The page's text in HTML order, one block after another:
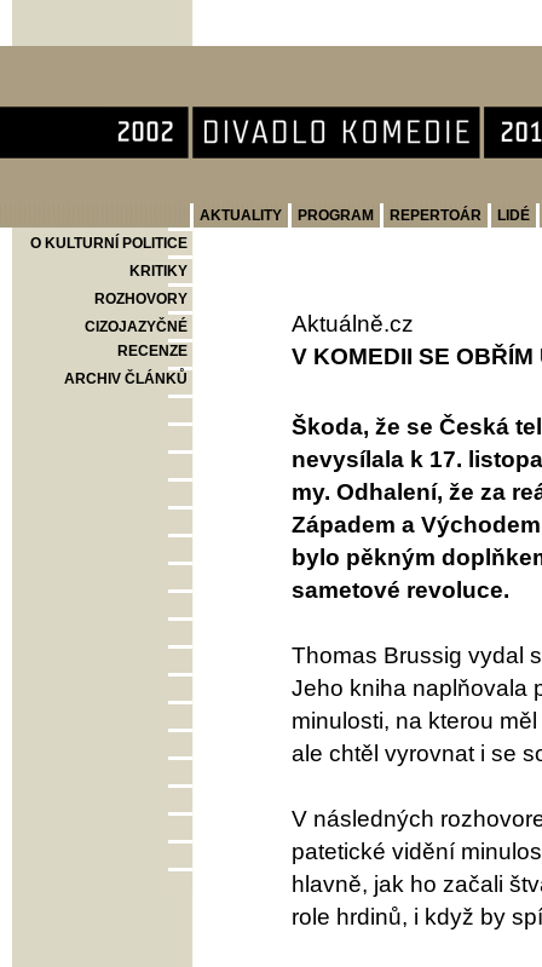
AKTUALITY PROGRAM REPERTOÁR
LIDÉ
O KULTURNÍ POLITICE
KRITIKY
ROZHOVORY
CIZOJAZYČNÉ
RECENZE
ARCHIV ČLÁNKŮ
Aktuálně.cz
V KOMEDII SE
Škoda, že se Česká
nevysílala k 17.
my. Odhalení, že za
Západem a
bylo pěkným
sametové revoluce.
Thomas Brussig vydal
Jeho kniha naplňovala
minulosti, na kterou
ale chtěl vyrovnat i se
V následných
patetické vidění
hlavně, jak ho začali
role hrdinů, i když by